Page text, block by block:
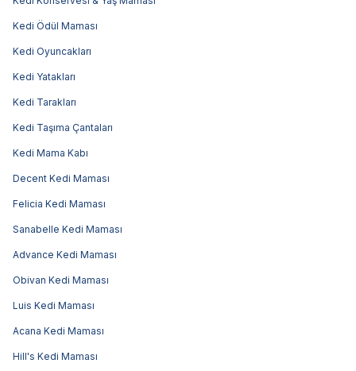
Kedi Ödül Maması
Kedi Oyuncakları
Kedi Yatakları
Kedi Tarakları
Kedi Taşıma Çantaları
Kedi Mama Kabı
Decent Kedi Maması
Felicia Kedi Maması
Sanabelle Kedi Maması
Advance Kedi Maması
Obivan Kedi Maması
Luis Kedi Maması
Acana Kedi Maması
Hill's Kedi Maması